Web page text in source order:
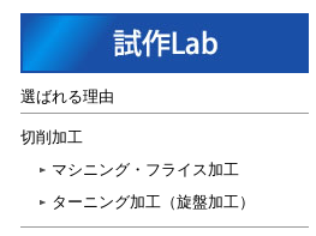
選ばれる理由
切削加工
マシニング・フライス加工
ターニング加工（旋盤加工）